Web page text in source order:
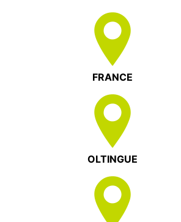
FRANCE
OLTINGUE